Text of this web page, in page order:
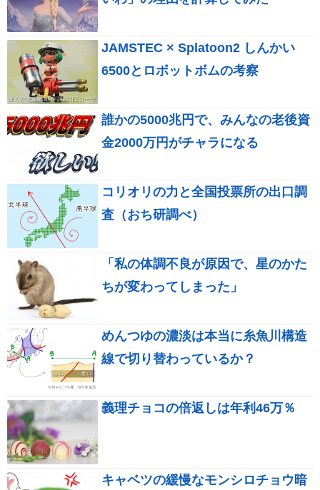
JAMSTEC × Splatoon2 しんかい
6500とロボットボムの考察
誰かの5000兆円で、みんなの老後資
金2000万円がチャラになる
コリオリの力と全国投票所の出口調
査（おち研調べ）
「私の体調不良が原因で、星のかた
ちが変わってしまった」
めんつゆの濃淡は本当に糸魚川構造
線で切り替わっているか？
義理チョコの倍返しは年利46万％
キャベツの緩慢なモンシロチョウ暗